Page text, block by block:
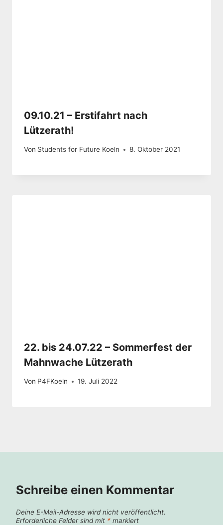
09.10.21 – Erstifahrt nach
Lützerath!
Von Students for Future Koeln 8. Oktober 2021
22. bis 24.07.22 – Sommerfest der
Mahnwache Lützerath
Von P4FKoeln 19. Juli 2022
Schreibe einen Kommentar
Deine E-Mail-Adresse wird nicht veröffentlicht.
Erforderliche Felder sind mit * markiert